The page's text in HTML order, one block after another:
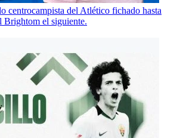
centrocampista del Atlético fichado hasta
Brightom el siguiente.